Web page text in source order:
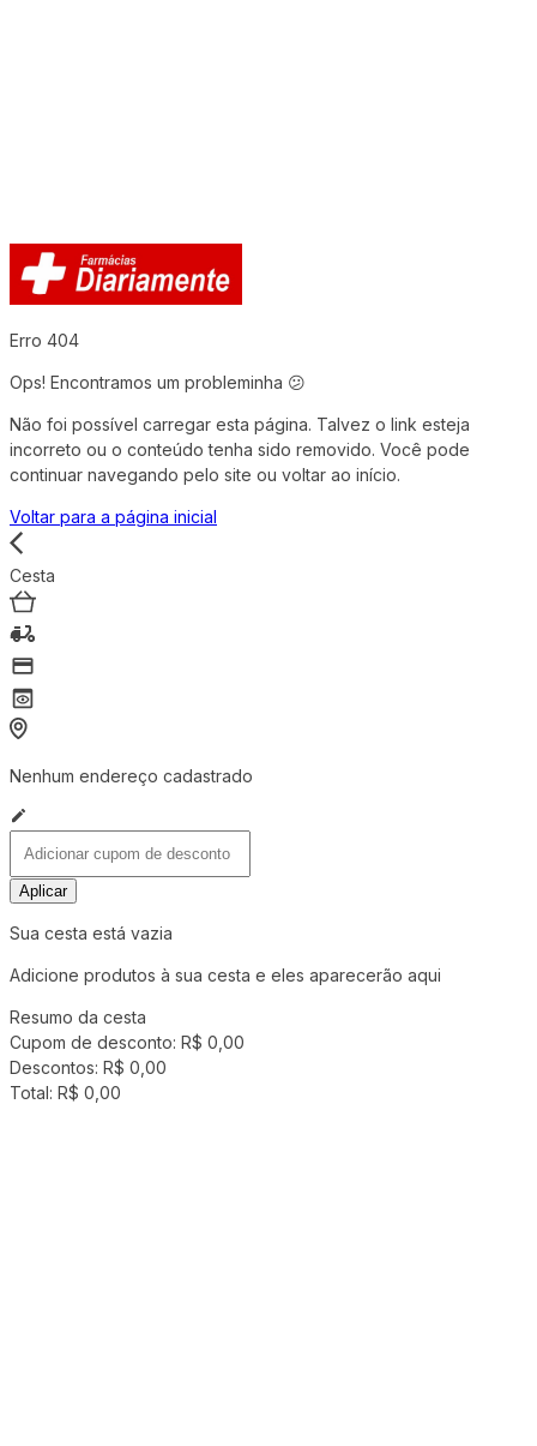
Erro 404
Ops! Encontramos um probleminha 😕
Não foi possível carregar esta página. Talvez o link esteja
incorreto ou o conteúdo tenha sido removido. Você pode
continuar navegando pelo site ou voltar ao início.
Voltar para a página inicial
Cesta
Nenhum endereço cadastrado
Aplicar
Sua cesta está vazia
Adicione produtos à sua cesta e eles aparecerão aqui
Resumo da cesta
Cupom de desconto: R$ 0,00
Descontos: R$ 0,00
Total: R$ 0,00